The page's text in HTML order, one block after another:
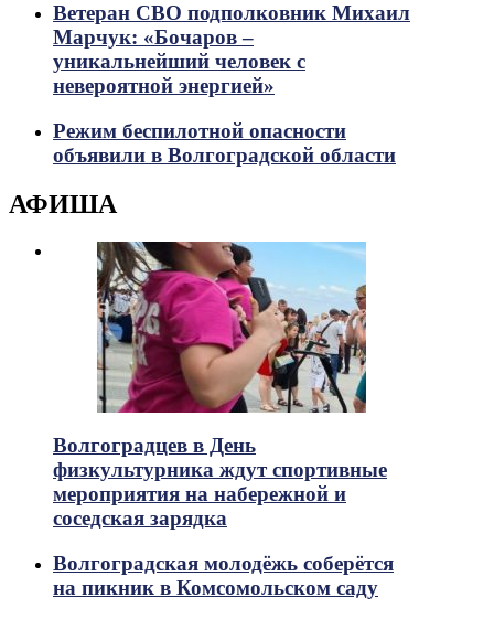
Ветеран СВО подполковник Михаил
Марчук: «Бочаров –
уникальнейший человек с
невероятной энергией»
Режим беспилотной опасности
объявили в Волгоградской области
АФИША
Волгоградцев в День
физкультурника ждут спортивные
мероприятия на набережной и
соседская зарядка
Волгоградская молодёжь соберётся
на пикник в Комсомольском саду